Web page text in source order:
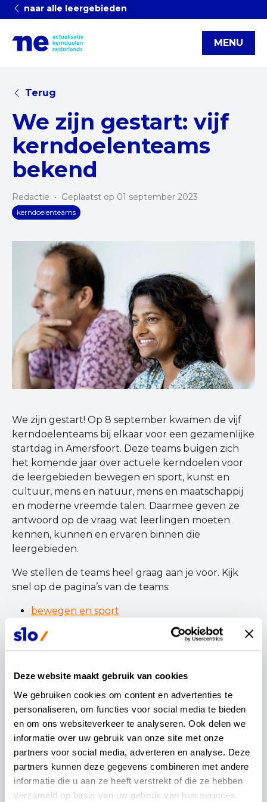
Deze website maakt gebruik van cookies
We gebruiken cookies om content en advertenties te
personaliseren, om functies voor social media te bieden
en om ons websiteverkeer te analyseren. Ook delen we
informatie over uw gebruik van onze site met onze
partners voor social media, adverteren en analyse. Deze
partners kunnen deze gegevens combineren met andere
informatie die u aan ze heeft verstrekt of die ze hebben
verzameld op basis van uw gebruik van hun services.
naar alle leergebieden
MENU
Terug
We zijn gestart: vijf
kerndoelenteams
bekend
Redactie • Geplaatst op 01 september 2023
kerndoelenteams
We zijn gestart! Op 8 september kwamen de vijf
kerndoelenteams bij elkaar voor een gezamenlijke
startdag in Amersfoort. Deze teams buigen zich
het komende jaar over actuele kerndoelen voor
de leergebieden bewegen en sport, kunst en
cultuur, mens en natuur, mens en maatschappij
en moderne vreemde talen. Daarmee geven ze
antwoord op de vraag wat leerlingen moeten
kennen, kunnen en ervaren binnen die
leergebieden.
We stellen de teams heel graag aan je voor. Kijk
snel op de pagina’s van de teams:
bewegen en sport
mens en natuur
mens en maatschappij
Wil je op de hoogte blijven van de actualisatie van
de kerndoelen? Meld je dan aan voor de
automatische updates via onderstaand formulier.
wil je dit delen?